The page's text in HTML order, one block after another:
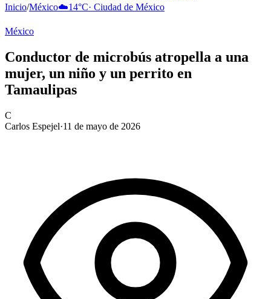
Inicio/México☁️14°C· Ciudad de México
México
Conductor de microbús atropella a una
mujer, un niño y un perrito en
Tamaulipas
C
Carlos Espejel·11 de mayo de 2026